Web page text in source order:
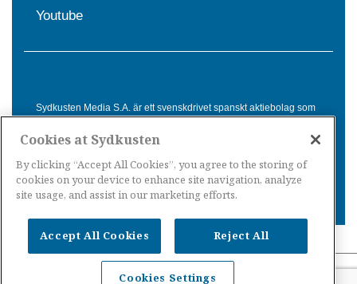
Youtube
Sydkusten Media S.A. är ett svenskdrivet spanskt aktiebolag som
Spanien. Genom nyhetsbevakning av hela Spanien, med bas på
informationsförmedling för svenskar i Spanien.
Nyheter Spanien· Nyheter Costa del Sol
Cookies at Sydkusten
By clicking “Accept All Cookies”, you agree to the storing of
cookies on your device to enhance site navigation, analyze
site usage, and assist in our marketing efforts.
Accept All Cookies Reject All
Cookies Settings